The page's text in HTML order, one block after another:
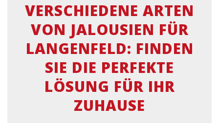
VERSCHIEDENE ARTEN
VON JALOUSIEN FÜR
LANGENFELD: FINDEN
SIE DIE PERFEKTE
LÖSUNG FÜR IHR
ZUHAUSE